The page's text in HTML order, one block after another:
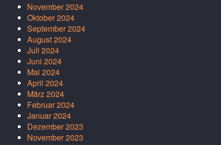
November 2024
Oktober 2024
September 2024
August 2024
Juli 2024
Juni 2024
Mai 2024
April 2024
März 2024
Februar 2024
Januar 2024
Dezember 2023
November 2023